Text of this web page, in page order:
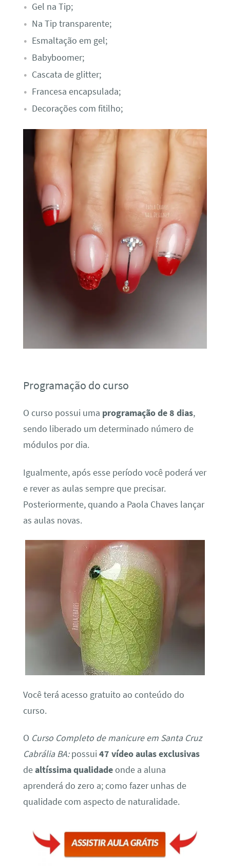
Gel na Tip;
Na Tip transparente;
Esmaltação em gel;
Babyboomer;
Cascata de glitter;
Francesa encapsulada;
Decorações com fitilho;
Programação do curso
O curso possui uma programação de 8 dias,
sendo liberado um determinado número de
módulos por dia.
Igualmente, após esse período você poderá ver
e rever as aulas sempre que precisar.
Posteriormente, quando a Paola Chaves lançar
as aulas novas.
Você terá acesso gratuito ao conteúdo do
curso.
O Curso Completo de manicure em Santa Cruz
Cabrália BA:possui 47 vídeo aulas exclusivas
dealtíssima qualidadeonde a aluna
aprenderá do zero a; como fazer unhas de
qualidade com aspecto de naturalidade.